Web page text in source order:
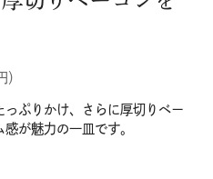
）
ぷりかけ、さらに厚切りベー
が魅力の一皿です。